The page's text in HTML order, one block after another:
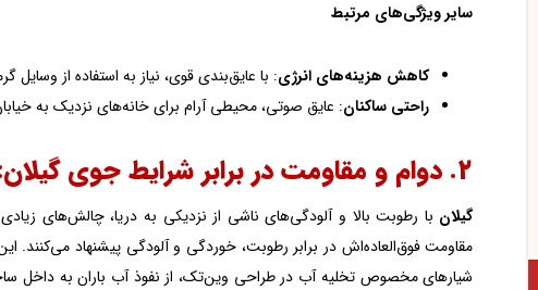
سایر ویژگی‌های مرتبط
کاهش هزینه‌های انرژی: با عایق‌بندی قوی، نیاز به استفاده از وسایل
راحتی ساکنان: عایق صوتی، محیطی آرام برای خانه‌های نزدیک به
۲. دوام و مقاومت در برابر شرایط جوی گیلان: انتخاب نصابان باتجربه
گیلان با رطوبت بالا و آلودگی‌های ناشی از نزدیکی به دریا، چالش‌های
مقاومت فوق‌العاده‌اش در برابر رطوبت، خوردگی و آلودگی پیشنهاد می‌کنند.
شیارهای مخصوص تخلیه آب در طراحی وین‌تک، از نفوذ آب باران به داخل